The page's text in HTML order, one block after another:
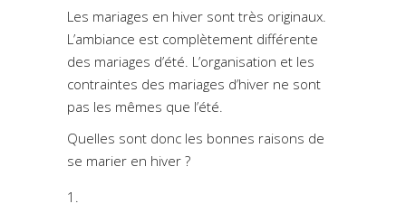
Les mariages en hiver sont très originaux.
L’ambiance est complètement différente
des mariages d’été. L’organisation et les
contraintes des mariages d’hiver ne sont
pas les mêmes que l’été.
Quelles sont donc les bonnes raisons de
se marier en hiver ?